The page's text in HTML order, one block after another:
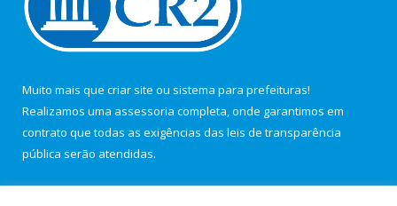
Muito mais que criar site ou sistema para prefeituras!
Realizamos uma assessoria completa, onde garantimos em
contrato que todas as exigências das leis de transparência
pública serão atendidas.